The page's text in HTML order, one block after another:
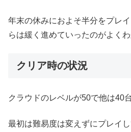
年末の休みにおよそ半分をプレ
らは緩く進めていったのがよくわ
クリア時の状況
クラウドのレベルが50で他は40
最初は難易度は変えずにプレイ